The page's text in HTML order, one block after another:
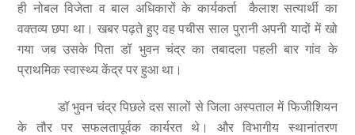
ही नोबल विजेता व बाल अधिकारों के कार्यकर्ता कैलाश सत्यार्थी का
वक्तव्य छपा था। खबर पढ़ते हुए वह पचीस साल पुरानी अपनी यादों में खो
गया जब उसके पिता डॉ भुवन चंद्र का तबादला पहली बार गांव के
प्राथमिक स्वास्थ्य केंद्र पर हुआ था।
डॉ भुवन चंद्र पिछले दस सालों से जिला अस्पताल में फिजीशियन
के तौर पर सफलतापूर्वक कार्यरत थे। और विभागीय स्थानांतरण